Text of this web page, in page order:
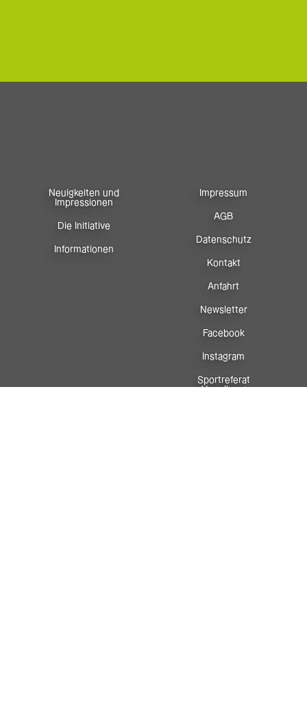
Neuigkeiten und
Impressionen
Die Initiative
Informationen
Impressum
AGB
Datenschutz
Kontakt
Anfahrt
Newsletter
Facebook
Instagram
Sportreferat
Vorarlberg